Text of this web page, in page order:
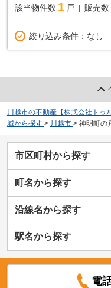
該当物件数 1 戸 販売数
絞り込み条件： なし
川越市の不動産【株式会社トゥ
域から探す > 川越市 > 神明町の
市区町村から探す
町名から探す
沿線名から探す
駅名から探す
電